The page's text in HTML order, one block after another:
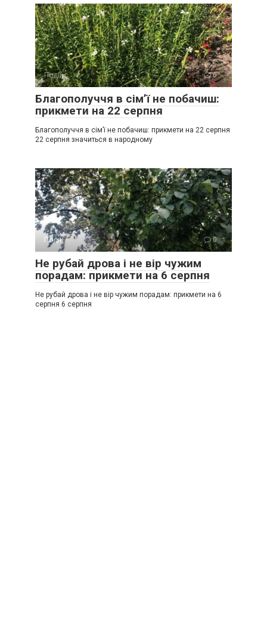
Події 0
Благополуччя в сім’ї не побачиш:
прикмети на 22 серпня
Благополуччя в сім’ї не побачиш: прикмети на 22 серпня
22 серпня значиться в народному
Події 0
Не рубай дрова і не вір чужим
порадам: прикмети на 6 серпня
Не рубай дрова і не вір чужим порадам: прикмети на 6
серпня 6 серпня